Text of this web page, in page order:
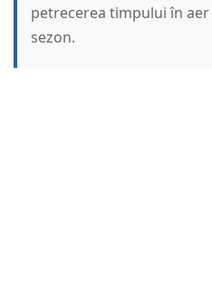
petrecerea timpului în
sezon.